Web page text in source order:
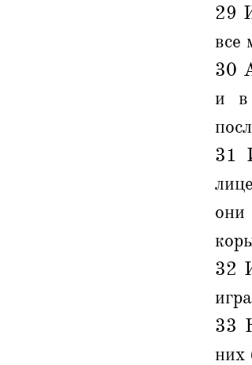
29
все
30
и в
31
32
33
них